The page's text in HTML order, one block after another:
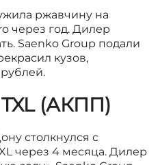
ржавчину на
через год. Дилер
Saenko Group подали
кузов,
(АКПП)
столкнулся с
через 4 месяца. Дилер